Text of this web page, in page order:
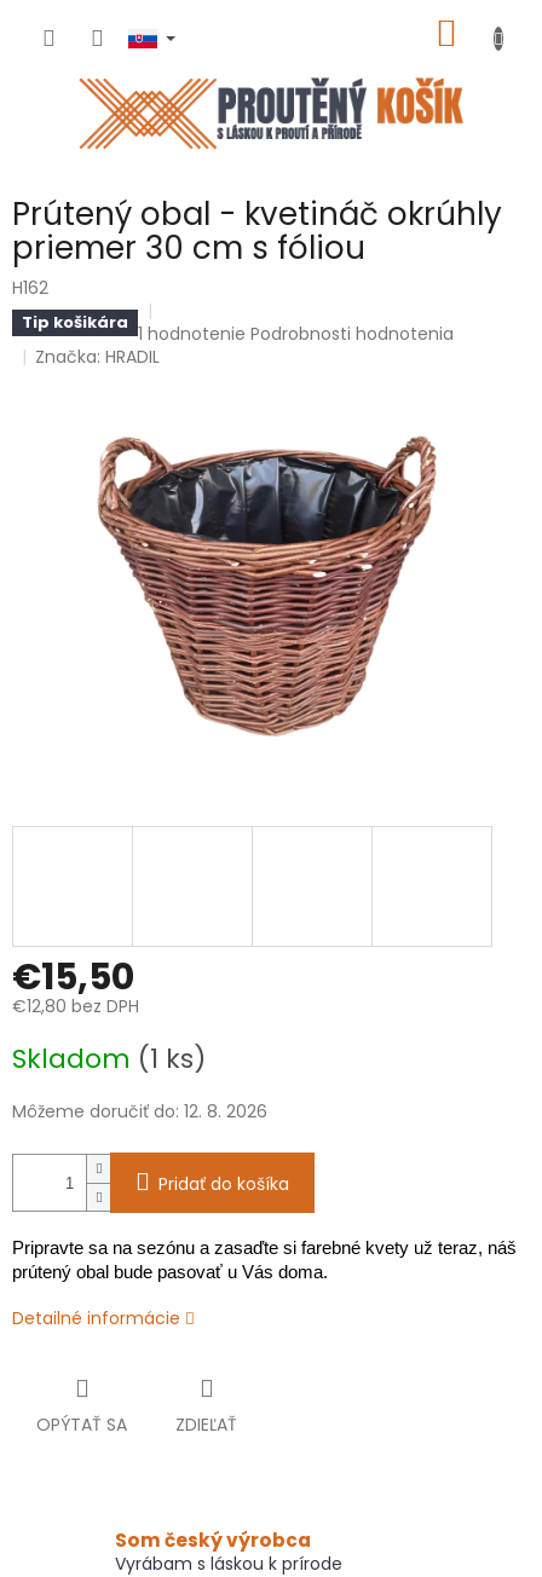
KOŠÍK
Prútený obal - kvetináč okrúhly
priemer 30 cm s fóliou
H162
Tip košikára Priemerné
hodnotenie
z
5
hviezdičiek.
1 hodnotenie Podrobnosti hodnotenia
Značka:HRADIL
€15,50
€12,80 bez DPH
cena:
Skladom (1 ks)
Môžeme doručiť do: 12. 8. 2026
Pridať do košíka
Pripravte sa na sezónu a zasaďte si farebné kvety už teraz, náš
prútený obal bude pasovať u Vás doma.
Detailné informácie
OPÝTAŤ SA ZDIEĽAŤ
Som český výrobca
Vyrábam s láskou k prírode